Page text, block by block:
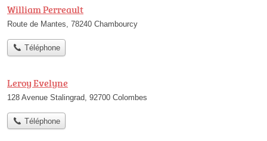
William Perreault
Route de Mantes, 78240 Chambourcy
Téléphone
Leroy Evelyne
128 Avenue Stalingrad, 92700 Colombes
Téléphone